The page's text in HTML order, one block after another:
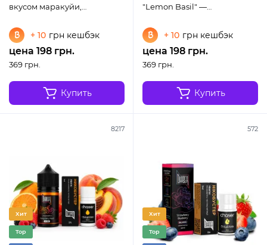
вкусом маракуйи,
+ 10 грн кешбэк
цена 198 грн.
369 грн.
Купить
"Lemon Basil" —
лимона и базилика
+ 10 грн кешбэк
цена 198 грн.
369 грн.
Купить
8217
Хит
Top
572
Хит
Top